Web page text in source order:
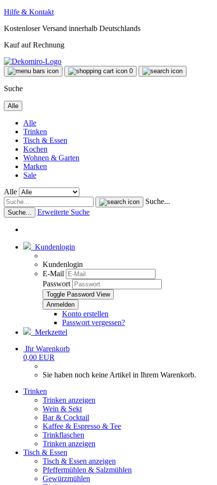
Hilfe & Kontakt
Kostenloser Versand innerhalb Deutschlands
Kauf auf Rechnung
0
Suche
Alle
Alle
Trinken
Tisch & Essen
Kochen
Wohnen & Garten
Marken
Sale
Alle
Suche...
Suche... Erweiterte Suche
Kundenlogin
Kundenlogin
E-Mail
Passwort
Toggle Password View
Konto erstellen
Passwort vergessen?
Merkzettel
Ihr Warenkorb
0,00 EUR
Sie haben noch keine Artikel in Ihrem Warenkorb.
Trinken
Trinken anzeigen
Wein & Sekt
Bar & Cocktail
Kaffee & Espresso & Tee
Trinkflaschen
Trinken anzeigen
Tisch & Essen
Tisch & Essen anzeigen
Pfeffermühlen & Salzmühlen
Gewürzmühlen